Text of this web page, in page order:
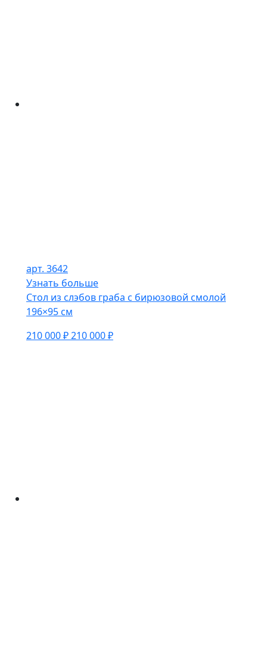
арт. 3642
Узнать больше
Стол из слэбов граба с бирюзовой смолой
196×95 см
210 000 ₽210 000 ₽